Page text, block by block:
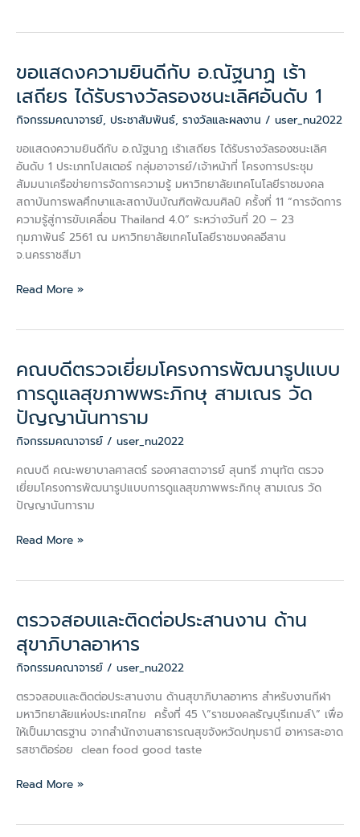
18\”
ขอแสดงความยินดีกับ อ.ณัฐนาฏ เร้า
เสถียร ได้รับรางวัลรองชนะเลิศอันดับ 1
กิจกรรมคณาจารย์, ประชาสัมพันธ์, รางวัลและผลงาน / user_nu2022
ขอแสดงความยินดีกับ อ.ณัฐนาฏ เร้าเสถียร ได้รับรางวัลรองชนะเลิศ
อันดับ 1 ประเภทโปสเตอร์ กลุ่มอาจารย์/เจ้าหน้าที่ โครงการประชุม
สัมมนาเครือข่ายการจัดการความรู้ มหาวิทยาลัยเทคโนโลยีราชมงคล
สถาบันการพลศึกษาและสถาบันบัณฑิตพัฒนศิลป์ ครั้งที่ 11 “การจัดการ
ความรู้สู่การขับเคลื่อน Thailand 4.0” ระหว่างวันที่ 20 – 23
กุมภาพันธ์ 2561 ณ มหาวิทยาลัยเทคโนโลยีราชมงคลอีสาน
จ.นครราชสีมา
ขอ
แสดง
ความ
ยินดี
อ.ณัฐ
นาฏ
เร้า
เสถียร
ได้
รับ
รางวัล
ชนะ
อันดับ
Read More »
คณบดีตรวจเยี่ยมโครงการพัฒนารูปแบบ
การดูแลสุขภาพพระภิกษุ สามเณร วัด
ปัญญานันทาราม
กิจกรรมคณาจารย์ / user_nu2022
คณบดี คณะพยาบาลศาสตร์ รองศาสตาจารย์ สุนทรี ภานุทัต ตรวจ
เยี่ยมโครงการพัฒนารูปแบบการดูแลสุขภาพพระภิกษุ สามเณร วัด
ปัญญานันทาราม
คณบดี
เยี่ยม
โครงการ
พัฒนา
แบบ
การ
ดูแล
พระ
สามเณร
ปัญญา
นันทา
ราม
Read More »
ตรวจสอบและติดต่อประสานงาน ด้าน
สุขาภิบาลอาหาร
กิจกรรมคณาจารย์ / user_nu2022
ตรวจสอบและติดต่อประสานงาน ด้านสุขาภิบาลอาหาร สำหรับงานกีฬา
มหาวิทยาลัยแห่งประเทศไทย ครั้งที่ 45 \”ราชมงคลธัญบุรีเกมส์\” เพื่อ
ให้เป็นมาตรฐาน จากสำนักงานสาธารณสุขจังหวัดปทุมธานี อาหารสะอาด
รสชาติอร่อย clean food good taste
ตรวจ
และ
ติดต่อ
งาน
ด้าน
สุขาภิบาล
อาหาร
Read More »